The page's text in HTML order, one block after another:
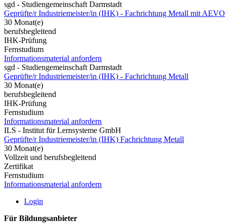
sgd - Studiengemeinschaft Darmstadt
Geprüfte/r Industriemeister/in (IHK) - Fachrichtung Metall mit AEVO
30 Monat(e)
berufsbegleitend
IHK-Prüfung
Fernstudium
Informationsmaterial anfordern
sgd - Studiengemeinschaft Darmstadt
Geprüfte/r Industriemeister/in (IHK) - Fachrichtung Metall
30 Monat(e)
berufsbegleitend
IHK-Prüfung
Fernstudium
Informationsmaterial anfordern
ILS - Institut für Lernsysteme GmbH
Geprüfte/r Industriemeister/in (IHK) Fachrichtung Metall
30 Monat(e)
Vollzeit und berufsbegleitend
Zertifikat
Fernstudium
Informationsmaterial anfordern
Login
Für Bildungsanbieter